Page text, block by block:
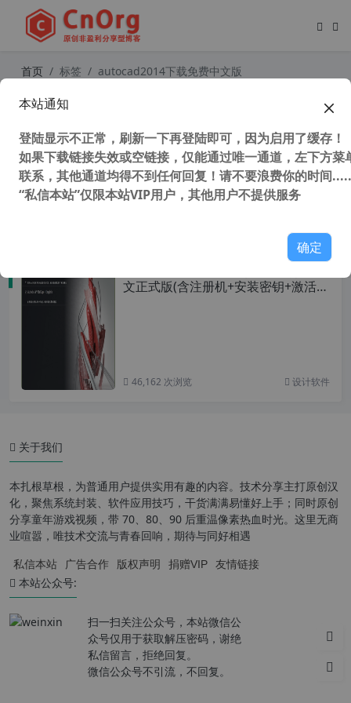
首页 标签 autocad2014下载免费中文版
文正式版(含注册机+安装密钥+激活教
46,162 次浏览 设计软件
关于我们
本扎根草根，为普通用户提供实用有趣的内容。技术分享主打原创汉
化，聚焦系统封装、软件应用技巧，干货满满易懂好上手；同时原创
分享童年游戏视频，带 70、80、90 后重温像素热血时光。这里无商
业喧嚣，唯技术交流与青春回响，期待与同好相遇
私信本站 广告合作 版权声明 捐赠VIP 友情链接
本站公众号:
扫一扫关注公众号，本站微信公
众号仅用于获取解压密码，谢绝
私信留言，拒绝回复。
微信公众号不引流，不回复。
本站通知
登陆显示不正常，刷新一下再登陆即可，因为启用了缓存！
如果下载链接失效或空链接，仅能通过唯一通道，左下方菜
联系，其他通道均得不到任何回复！请不要浪费你的时间
“私信本站”仅限本站VIP用户，其他用户不提供服务
确定